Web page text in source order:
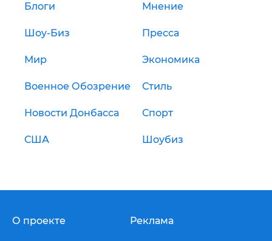
Блоги Мнение
Шоу-Биз Пресса
Мир Экономика
Военное Обозрение Стиль
Новости Донбасса Спорт
США Шоубиз
О проекте Реклама